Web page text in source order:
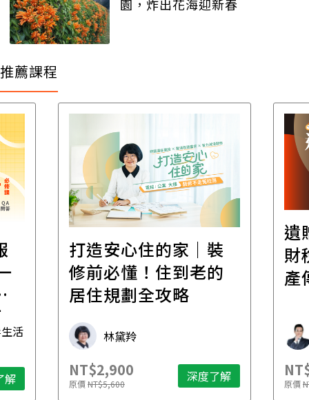
園，炸出花海迎新春
推薦課程
活
解
打造安心住的家｜裝
修前必懂！住到老的
居住規劃全攻略
林黛羚
NT$2,900
原價NT$5,600 深度了解
遺
財
產
原價